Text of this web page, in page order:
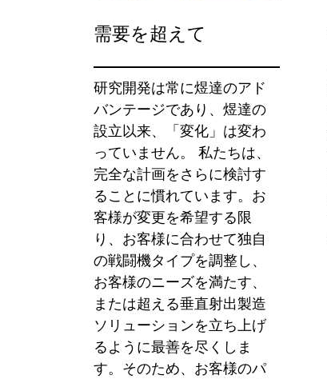
需要を超えて
研究開発は常に煜達のアド
バンテージであり、煜達の
設立以来、「変化」は変わ
っていません。 私たちは、
完全な計画をさらに検討す
ることに慣れています。お
客様が変更を希望する限
り、お客様に合わせて独自
の戦闘機タイプを調整し、
お客様のニーズを満たす、
または超える垂直射出製造
ソリューションを立ち上げ
るように最善を尽くしま
す。そのため、お客様のパ